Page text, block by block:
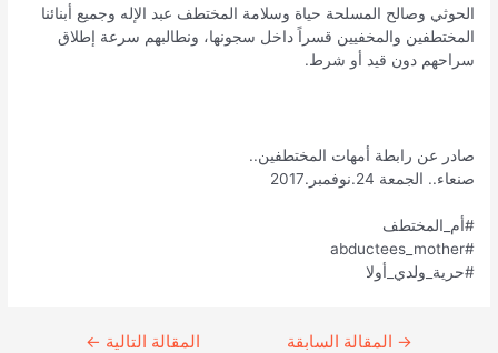
الحوثي وصالح المسلحة حياة وسلامة المختطف عبد الإله وجميع أبنائنا
المختطفين والمخفيين قسراً داخل سجونها، ونطالبهم سرعة إطلاق
سراحهم دون قيد أو شرط.
صادر عن رابطة أمهات المختطفين..
صنعاء.. الجمعة 24.نوفمبر.2017
#أم_المختطف
#abductees_mother
#حرية_ولدي_أولا
Continue
→ المقالة السابقة المقالة التالية ←